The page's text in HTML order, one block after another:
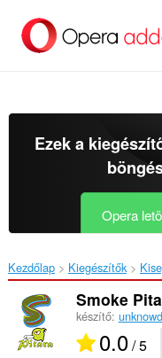
Ezek a
Opera
Kezdőlap Kiegészítők
Smoke
készítő:
0.0/ 5